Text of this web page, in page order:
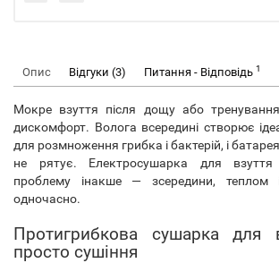
Опис Відгуки (3) Питання - Відповідь 1
Мокре взуття після дощу або
дискомфорт. Волога всередині створює
для розмноження грибка і бактерій, і
не рятує. Електросушарка для
проблему інакше — зсередини, теплом
одночасно.
Протигрибкова сушарка
просто сушіння